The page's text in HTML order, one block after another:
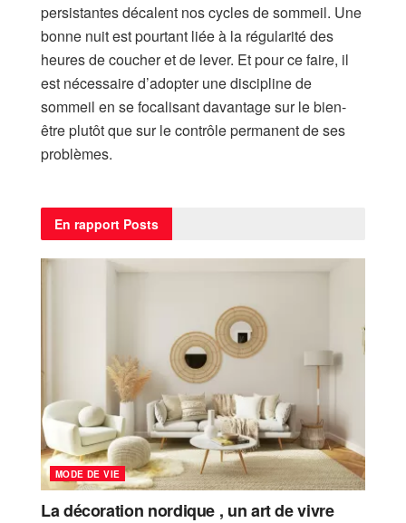
persistantes décalent nos cycles de sommeil. Une
bonne nuit est pourtant liée à la régularité des
heures de coucher et de lever. Et pour ce faire, il
est nécessaire d’adopter une discipline de
sommeil en se focalisant davantage sur le bien-
être plutôt que sur le contrôle permanent de ses
problèmes.
En rapport Posts
MODE DE VIE
La décoration nordique , un art de vivre